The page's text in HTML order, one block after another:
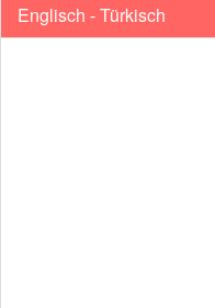
Englisch - Türkisch